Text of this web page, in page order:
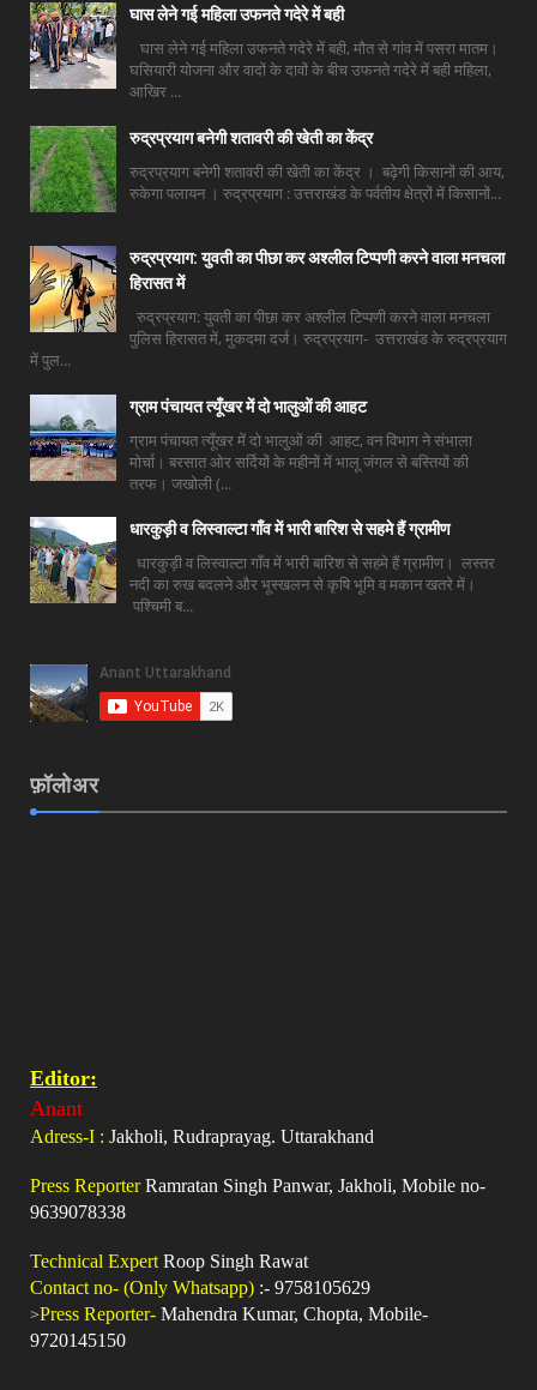
घास लेने गई महिला उफनते गदेरे में बही
घास लेने गई महिला उफनते गदेरे में बही, मौत से गांव में पसरा मातम।
घसियारी योजना और वादों के दावों के बीच उफनते गदेरे में बही महिला,
आखिर ...
रुद्रप्रयाग बनेगी शतावरी की खेती का केंद्र
रुद्रप्रयाग बनेगी शतावरी की खेती का केंद्र । बढ़ेगी किसानों की आय,
रुकेगा पलायन । रुद्रप्रयाग : उत्तराखंड के पर्वतीय क्षेत्रों में किसानों...
रुद्रप्रयाग: युवती का पीछा कर अश्लील टिप्पणी करने वाला मनचला
हिरासत में
रुद्रप्रयाग: युवती का पीछा कर अश्लील टिप्पणी करने वाला मनचला
पुलिस हिरासत में, मुकदमा दर्ज। रुद्रप्रयाग- उत्तराखंड के रुद्रप्रयाग
में पुल...
ग्राम पंचायत त्यूँखर में दो भालुओं की आहट
ग्राम पंचायत त्यूँखर में दो भालुओं की आहट, वन विभाग ने संभाला
मोर्चा। बरसात ओर सर्दियों के महीनों में भालू जंगल से बस्तियों की
तरफ। जखोली (...
धारकुड़ी व लिस्वाल्टा गाँव में भारी बारिश से सहमे हैं ग्रामीण
धारकुड़ी व लिस्वाल्टा गाँव में भारी बारिश से सहमे हैं ग्रामीण। लस्तर
नदी का रुख बदलने और भूस्खलन से कृषि भूमि व मकान खतरे में।
पश्चिमी ब...
फ़ॉलोअर
Editor:
Anant
Adress-I : Jakholi, Rudraprayag. Uttarakhand
Press ReporterRamratan Singh Panwar, Jakholi, Mobile no-
9639078338
Technical Expert Roop Singh Rawat
Contact no- (Only Whatsapp) :- 9758105629
>Press Reporter- Mahendra Kumar, Chopta, Mobile-
9720145150